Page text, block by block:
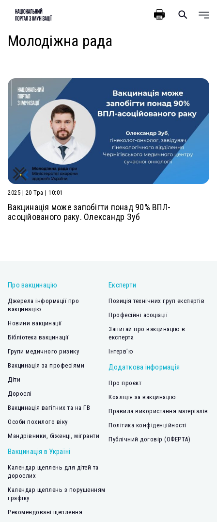
Молодіжна рада
2025 | 20 Тра | 10:01
Вакцинація може запобігти понад 90% ВПЛ-
асоційованого раку. Олександр Зуб
Про вакцинацію
Джерела інформації про
вакцинацію
Новини вакцинації
Бібліотека вакцинації
Групи медичного ризику
Вакцинація за професіями
Діти
Дорослі
Вакцинація вагітних та на ГВ
Особи похилого віку
Мандрівники, біженці, мігранти
Вакцинація в Україні
Календар щеплень для дітей та
дорослих
Календар щеплень з порушенням
графіку
Рекомендовані щеплення
Експерти
Позиція технічних груп експертів
Професійні асоціації
Запитай про вакцинацію в
експерта
Інтерв’ю
Додаткова інформація
Про проєкт
Коаліція за вакцинацію
Правила використання матеріалів
Політика конфіденційності
Публічний договір (ОФЕРТА)